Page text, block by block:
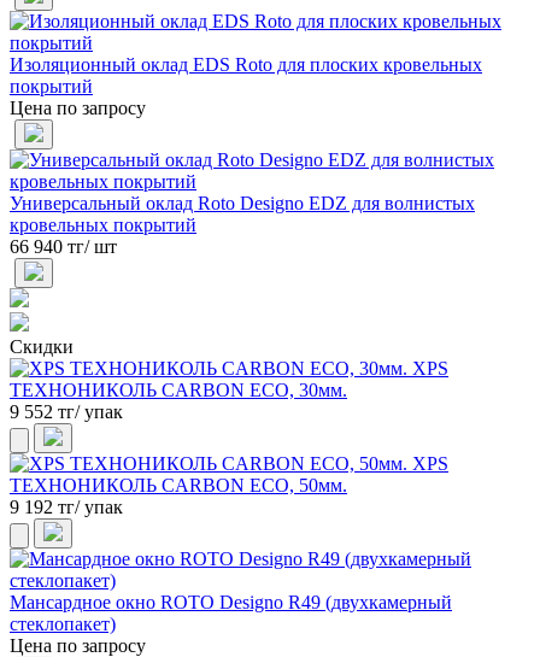
Изоляционный оклад EDS Roto для плоских кровельных
покрытий
Цена по запросу
Универсальный оклад Roto Designo EDZ для волнистых
кровельных покрытий
66 940 тг/ шт
Скидки
XPS
ТЕХНОНИКОЛЬ CARBON ECO, 30мм.
9 552 тг/ упак
XPS
ТЕХНОНИКОЛЬ CARBON ECO, 50мм.
9 192 тг/ упак
Мансардное окно ROTO Designo R49 (двухкамерный
стеклопакет)
Цена по запросу